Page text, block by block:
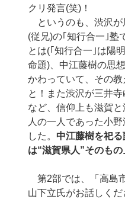
クリ発言(笑)！
というのも、渋沢が
(従兄)の｢知行合一｣塾
とは(｢知行合一｣は陽
命題)、中江藤樹の思
かわっていて、その
と！また渋沢が三井
など、信仰上も滋賀
人の一人であった小
した。 中江藤樹を祀
は“滋賀県人”そのもの｣
第2部では、「高島
山下立氏がお話しく